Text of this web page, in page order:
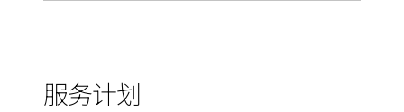
服务计划